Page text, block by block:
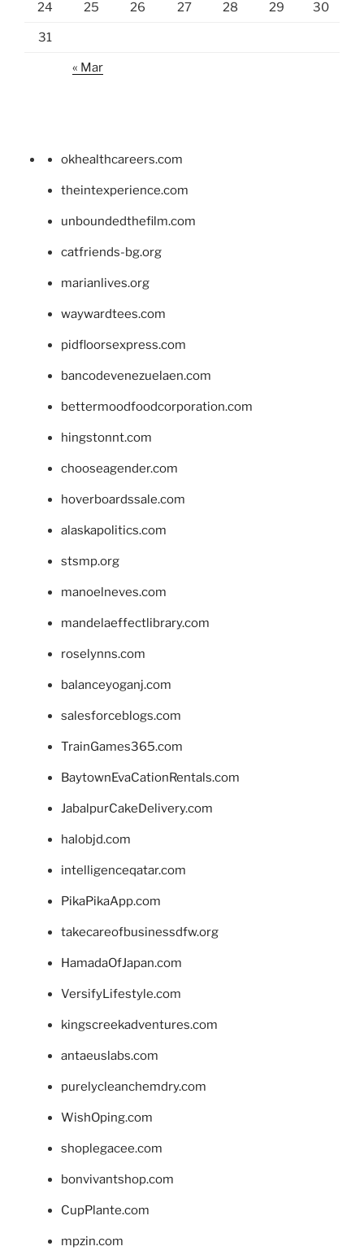
24 25 26 27 28 29 30
31
« Mar
okhealthcareers.com
theintexperience.com
unboundedthefilm.com
catfriends-bg.org
marianlives.org
waywardtees.com
pidfloorsexpress.com
bancodevenezuelaen.com
bettermoodfoodcorporation.com
hingstonnt.com
chooseagender.com
hoverboardssale.com
alaskapolitics.com
stsmp.org
manoelneves.com
mandelaeffectlibrary.com
roselynns.com
balanceyoganj.com
salesforceblogs.com
TrainGames365.com
BaytownEvaCationRentals.com
JabalpurCakeDelivery.com
halobjd.com
intelligenceqatar.com
PikaPikaApp.com
takecareofbusinessdfw.org
HamadaOfJapan.com
VersifyLifestyle.com
kingscreekadventures.com
antaeuslabs.com
purelycleanchemdry.com
WishOping.com
shoplegacee.com
bonvivantshop.com
CupPlante.com
mpzin.com